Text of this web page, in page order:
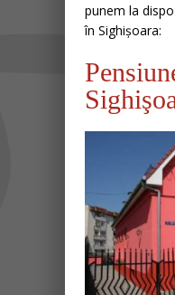
punem la
în Sighișoara: